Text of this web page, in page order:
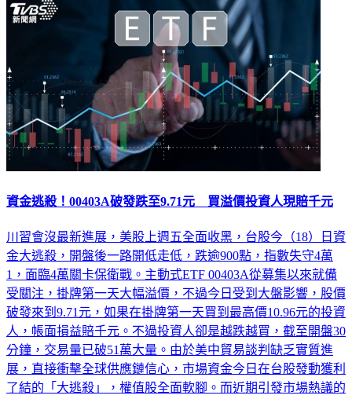
資金逃殺！00403A破發跌至9.71元 買溢價投資人現賠千元
川習會沒最新進展，美股上週五全面收黑，台股今（18）日資
金大逃殺，開盤後一路開低走低，跌逾900點，指數失守4萬
1，面臨4萬關卡保衛戰。主動式ETF 00403A從募集以來就備
受關注，掛牌第一天大幅溢價，不過今日受到大盤影響，股價
破發來到9.71元，如果在掛牌第一天買到最高價10.96元的投資
人，帳面損益賠千元。不過投資人卻是越跌越買，截至開盤30
分鐘，交易量已破51萬大量。由於美中貿易談判缺乏實質進
展，直接衝擊全球供應鏈信心，市場資金今日在台股發動獲利
了結的「大逃殺」，權值股全面軟腳。而近期引發市場熱議的